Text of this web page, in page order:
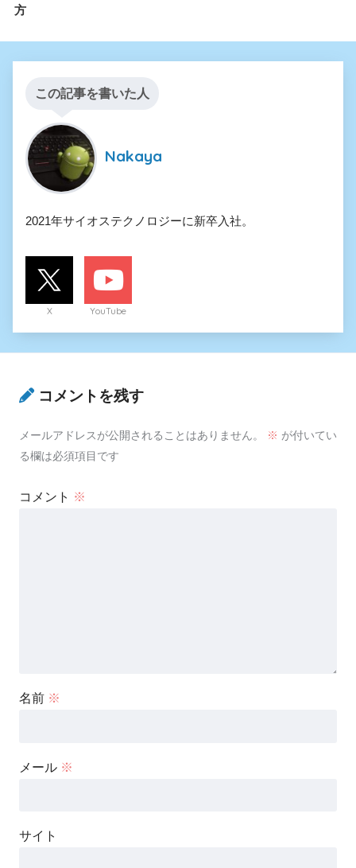
方
この記事を書いた人
Nakaya
2021年サイオステクノロジーに新卒入社。
X YouTube
コメントを残す
メールアドレスが公開されることはありません。 ※ が付いてい
る欄は必須項目です
コメント ※
名前 ※
メール ※
サイト